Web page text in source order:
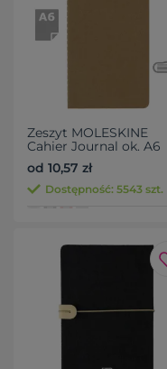
Zeszyt MOLESKINE
Cahier Journal ok. A6
od 10,57 zł
Dostępność: 5543 szt.